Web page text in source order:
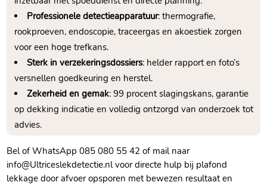
Professionele detectieapparatuur: thermografie,
rookproeven, endoscopie, traceergas en akoestiek zorgen
voor een hoge trefkans.​
Sterk in verzekeringsdossiers: helder rapport en foto’s
versnellen goedkeuring en herstel.​
Zekerheid en gemak: 99 procent slagingskans, garantie
op dekking indicatie en volledig ontzorgd van onderzoek tot
advies.​
Bel of WhatsApp 085 080 55 42 of mail naar
info@Ultriceslekdetectie.​nl voor directe hulp bij plafond
lekkage door afvoer opsporen met bewezen resultaat en